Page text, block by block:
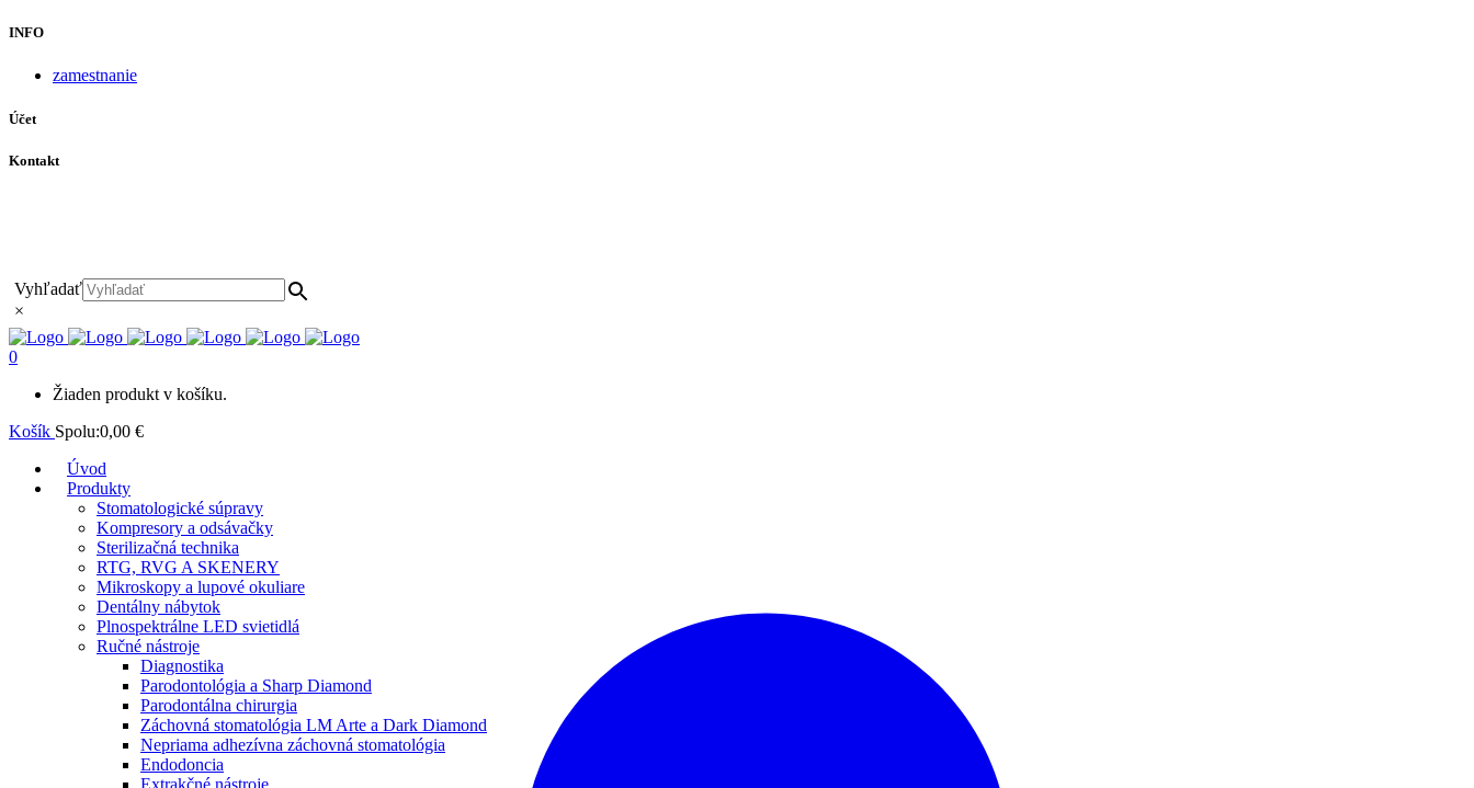
INFO
zamestnanie
Účet
Kontakt
Vyhľadať
×
0
Žiaden produkt v košíku.
Košík Spolu:0,00 €
Úvod
Produkty
Stomatologické súpravy
Kompresory a odsávačky
Sterilizačná technika
RTG, RVG A SKENERY
Mikroskopy a lupové okuliare
Dentálny nábytok
Plnospektrálne LED svietidlá
Ručné nástroje
Diagnostika
Parodontológia a Sharp Diamond
Parodontálna chirurgia
Záchovná stomatológia LM Arte a Dark Diamond
Nepriama adhezívna záchovná stomatológia
Endodoncia
Extrakčné nástroje